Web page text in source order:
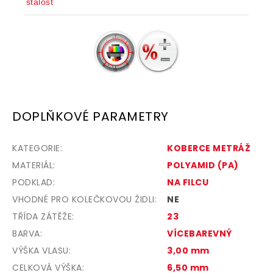
DOPLŇKOVÉ PARAMETRY
KATEGORIE:
KOBERCE METRÁŽ
MATERIÁL:
POLYAMID (PA)
PODKLAD:
NA FILCU
VHODNÉ PRO KOLEČKOVOU ŽIDLI:
NE
TŘÍDA ZÁTĚŽE:
23
BARVA:
VÍCEBAREVNÝ
VÝŠKA VLASU:
3,00 mm
CELKOVÁ VÝŠKA:
6,50 mm